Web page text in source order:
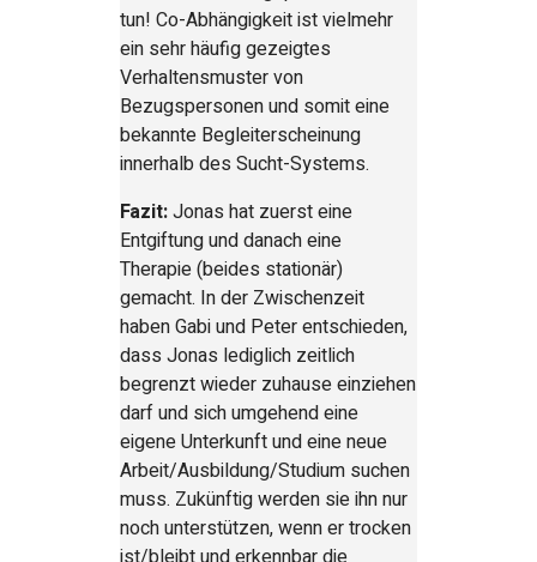
tun! Co-Abhängigkeit ist vielmehr
ein sehr häufig gezeigtes
Verhaltensmuster von
Bezugspersonen und somit eine
bekannte Begleiterscheinung
innerhalb des Sucht-Systems.
Fazit:Jonas hat zuerst eine
Entgiftung und danach eine
Therapie (beides stationär)
gemacht. In der Zwischenzeit
haben Gabi und Peter entschieden,
dass Jonas lediglich zeitlich
begrenzt wieder zuhause einziehen
darf und sich umgehend eine
eigene Unterkunft und eine neue
Arbeit/Ausbildung/Studium suchen
muss. Zukünftig werden sie ihn nur
noch unterstützen, wenn er trocken